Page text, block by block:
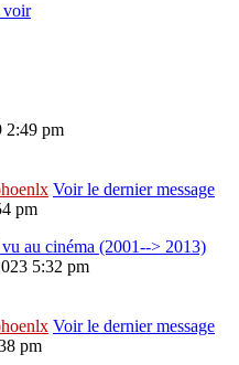
voir
2:49 pm
Voir le dernier message
pm
au cinéma (2001--> 2013)
5:32 pm
Voir le dernier message
pm